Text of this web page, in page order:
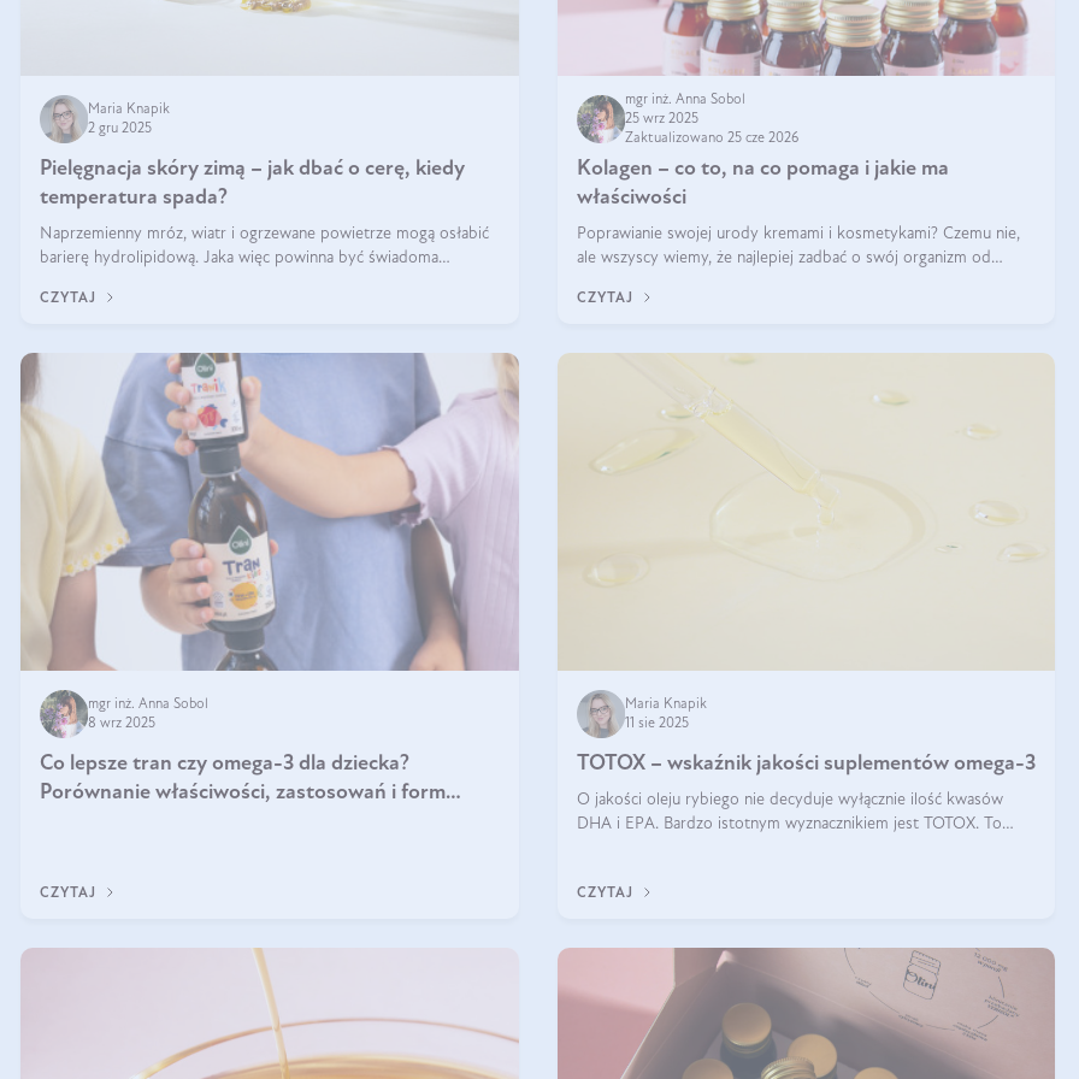
Maria Knapik
2 gru 2025
Pielęgnacja skóry zimą – jak dbać o cerę, kiedy
temperatura spada?
Naprzemienny mróz, wiatr i ogrzewane powietrze mogą osłabić
barierę hydrolipidową. Jaka więc powinna być świadoma
CZYTAJ
mgr inż. Anna Sobol
25 wrz 2025
Zaktualizowano 25 cze 2026
Kolagen – co to, na co pomaga i jakie ma
właściwości
Poprawianie swojej urody kremami i kosmetykami? Czemu nie,
ale wszyscy wiemy, że najlepiej zadbać o swój organizm od
zewnętrzny prezentował się zdrowo i atrakcyjnie. Stosowanie
CZYTAJ
mgr inż. Anna Sobol
8 wrz 2025
Co lepsze tran czy omega-3 dla dziecka?
Porównanie właściwości, zastosowań i form
CZYTAJ
Maria Knapik
11 sie 2025
TOTOX – wskaźnik jakości suplementów omega-3
O jakości oleju rybiego nie decyduje wyłącznie ilość kwasów
DHA i EPA. Bardzo istotnym wyznacznikiem jest TOTOX. To
CZYTAJ